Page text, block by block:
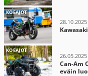
KOEAJOT
28.10.2025
KOEAJOT
26.05.2025
Can-Am
eväin